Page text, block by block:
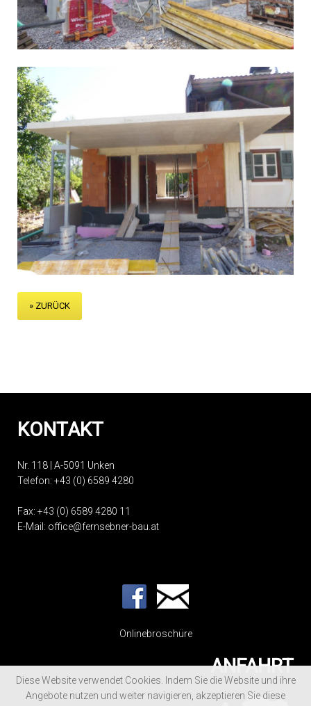
» ZURÜCK
KONTAKT
Nr. 118 | A-5091 Unken
Telefon: +43 (0) 6589 4280
Fax: +43 (0) 6589 4280 11
E-Mail: office@fernsebner-bau.at
Onlinebroschüre
ANFAHRT
Diese Website verwendet Cookies. Indem Sie die Website und ihre
Angebote nutzen und weiter navigieren, akzeptieren Sie diese